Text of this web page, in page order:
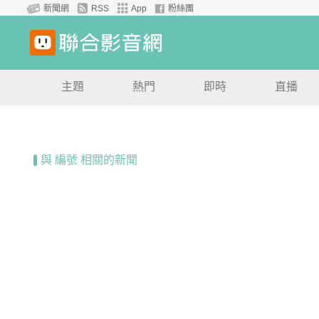
新聞網 RSS App 粉絲團
主題 熱門 即時 直播
與 編號 相關的新聞